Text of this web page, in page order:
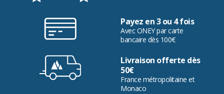
Payez en 3 ou 4 fois
Avec ONEY par carte
bancaire dès 100€
Livraison offerte dès
50€
France métropolitaine et
Monaco